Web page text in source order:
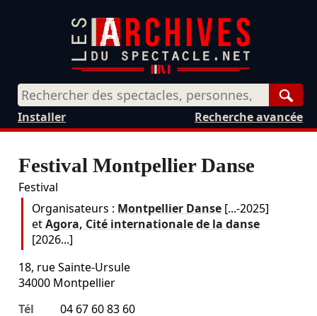
Recherche avancée
Installer
Festival Montpellier Danse
Festival
Organisateurs : Montpellier Danse[...-2025]
etAgora, Cité internationale de la danse
[2026...]
18, rue Sainte-Ursule
34000 Montpellier
Tél
04 67 60 83 60